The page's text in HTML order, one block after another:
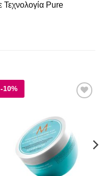
Τεχνολογία Pure
-10%